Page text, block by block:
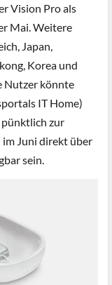
Vision Pro als
Mai. Weitere
Japan,
Korea und
Nutzer könnte
IT Home)
zur
Juni direkt über
sein.